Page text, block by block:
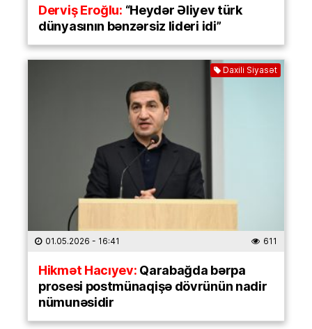
Derviş Eroğlu: “Heydər Əliyev türk
dünyasının bənzərsiz lideri idi”
Daxili Siyasət
01.05.2026 - 16:41 611
Hikmət Hacıyev:Qarabağda bərpa
prosesi postmünaqişə dövrünün nadir
nümunəsidir